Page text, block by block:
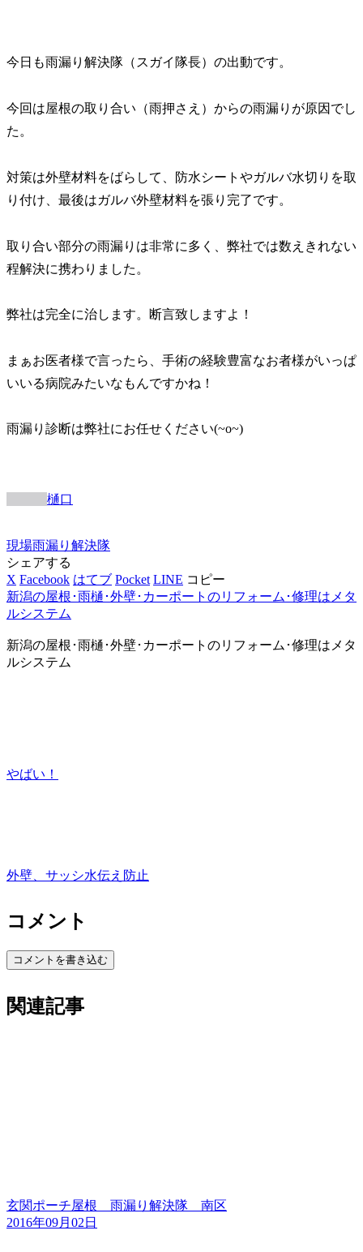
今日も雨漏り解決隊（スガイ隊長）の出動です。
今回は屋根の取り合い（雨押さえ）からの雨漏りが原因でし
た。
対策は外壁材料をばらして、防水シートやガルバ水切りを取
り付け、最後はガルバ外壁材料を張り完了です。
取り合い部分の雨漏りは非常に多く、弊社では数えきれない
程解決に携わりました。
弊社は完全に治します。断言致しますよ！
まぁお医者様で言ったら、手術の経験豊富なお者様がいっぱ
いいる病院みたいなもんですかね！
雨漏り診断は弊社にお任せください(~o~)
樋口
現場雨漏り解決隊
シェアする
X Facebook はてブ Pocket LINE コピー
新潟の屋根･雨樋･外壁･カーポートのリフォーム･修理はメタ
ルシステム
新潟の屋根･雨樋･外壁･カーポートのリフォーム･修理はメタ
ルシステム
やばい！
外壁、サッシ水伝え防止
コメント
コメントを書き込む
関連記事
玄関ポーチ屋根 雨漏り解決隊 南区
2016年09月02日